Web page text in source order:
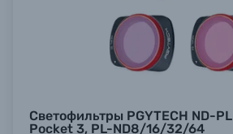
Светофильтры PGYTECH ND-
Pocket 3, PL-ND8/16/32/64